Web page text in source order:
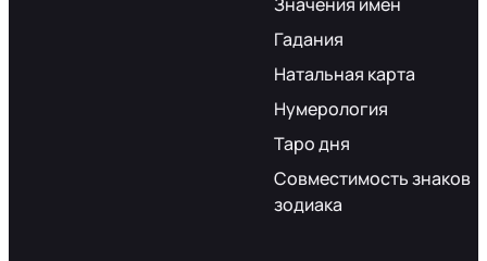
Гадания
Натальная карта
Нумерология
Таро дня
Совместимость знаков
зодиака